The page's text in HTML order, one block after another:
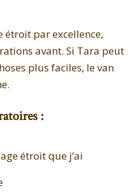
étroit par excellence,
avant. Si Tara peut
plus faciles, le van
:
étroit que j’ai